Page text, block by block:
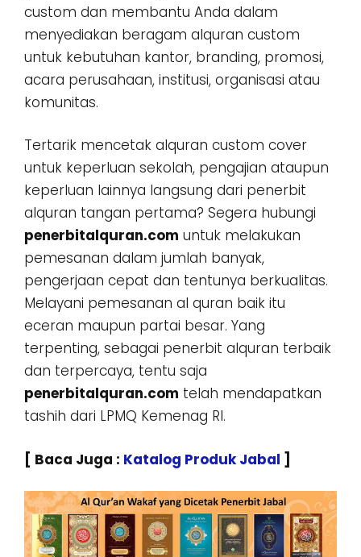
custom dan membantu Anda dalam
menyediakan beragam alquran custom
untuk kebutuhan kantor, branding, promosi,
acara perusahaan, institusi, organisasi atau
komunitas.
Tertarik mencetak alquran custom cover
untuk keperluan sekolah, pengajian ataupun
keperluan lainnya langsung dari penerbit
alquran tangan pertama? Segera hubungi
penerbitalquran.com untuk melakukan
pemesanan dalam jumlah banyak,
pengerjaan cepat dan tentunya berkualitas.
Melayani pemesanan al quran baik itu
eceran maupun partai besar. Yang
terpenting, sebagai penerbit alquran terbaik
dan terpercaya, tentu saja
penerbitalquran.com telah mendapatkan
tashih dari LPMQ Kemenag RI.
[ Baca Juga : Katalog Produk Jabal ]